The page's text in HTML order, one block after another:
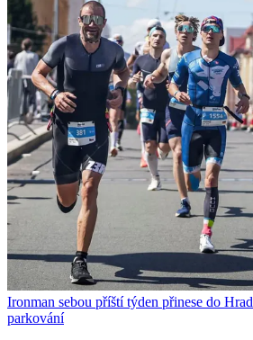
Ironman sebou příští týden přinese do
parkování